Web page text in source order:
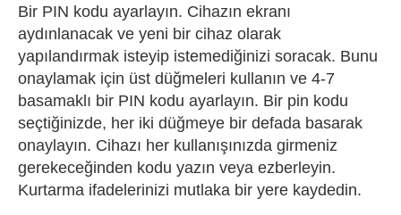
Bir PIN kodu ayarlayın. Cihazın ekranı
aydınlanacak ve yeni bir cihaz olarak
yapılandırmak isteyip istemediğinizi soracak. Bunu
onaylamak için üst düğmeleri kullanın ve 4-7
basamaklı bir PIN kodu ayarlayın. Bir pin kodu
seçtiğinizde, her iki düğmeye bir defada basarak
onaylayın. Cihazı her kullanışınızda girmeniz
gerekeceğinden kodu yazın veya ezberleyin.
Kurtarma ifadelerinizi mutlaka bir yere kaydedin.